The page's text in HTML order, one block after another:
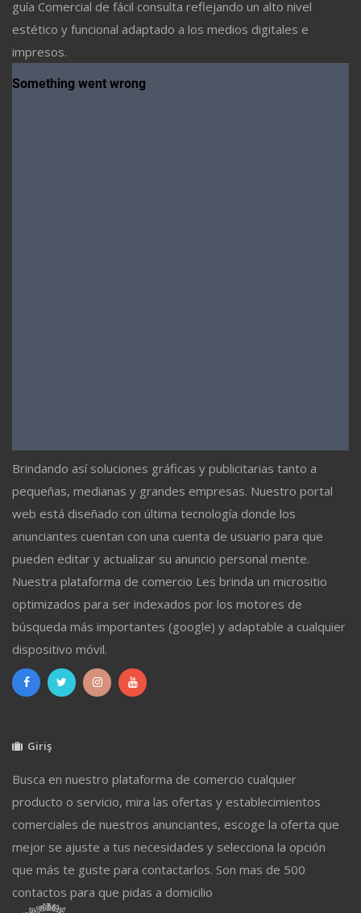
guía Comercial de fácil consulta reflejando un alto nivel
estético y funcional adaptado a los medios digitales e
impresos.
Brindando así soluciones gráficas y publicitarias tanto a
pequeñas, medianas y grandes empresas. Nuestro portal
web está diseñado con última tecnología donde los
anunciantes cuentan con una cuenta de usuario para que
pueden editar y actualizar su anuncio personal mente.
Nuestra plataforma de comercio Les brinda un micrositio
optimizados para ser indexados por los motores de
búsqueda más importantes (google) y adaptable a cualquier
dispositivo móvil.
Giriş
Busca en nuestro plataforma de comercio cualquier
producto o servicio, mira las ofertas y establecimientos
comerciales de nuestros anunciantes, escoge la oferta que
mejor se ajuste a tus necesidades y selecciona la opción
que más te guste para contactarlos. Son mas de 500
contactos para que pidas a domicilio